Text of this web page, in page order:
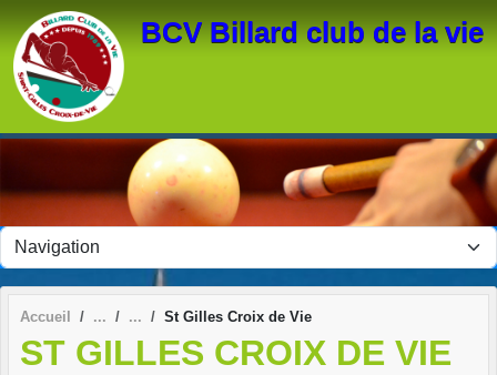
BCV Billard club de la vie
Accueil St Gilles Croix de Vie
ST GILLES CROIX DE VIE
Panneau de gestion des cookies